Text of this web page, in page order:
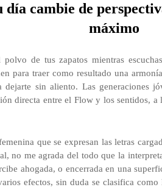
día cambie de
máximo
de tus zapatos mientras
para traer como resultado una
sin aliento. Las generaciones
directa entre el Flow y los sentidos, a
que se expresan las letras
no me agrada del todo que la
ahogada, o encerrada en una
efectos, sin duda se clasifica